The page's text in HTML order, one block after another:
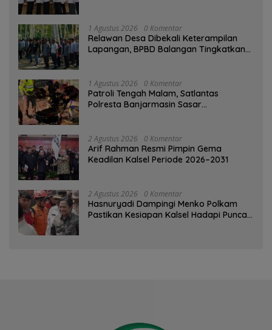
1 Agustus 2026 0 Komentar
Relawan Desa Dibekali Keterampilan
Lapangan, BPBD Balangan Tingkatkan
1 Agustus 2026 0 Komentar
Patroli Tengah Malam, Satlantas
Polresta Banjarmasin Sasar
2 Agustus 2026 0 Komentar
Arif Rahman Resmi Pimpin Gema
Keadilan Kalsel Periode 2026–2031
2 Agustus 2026 0 Komentar
Hasnuryadi Dampingi Menko Polkam
Pastikan Kesiapan Kalsel Hadapi Puncak